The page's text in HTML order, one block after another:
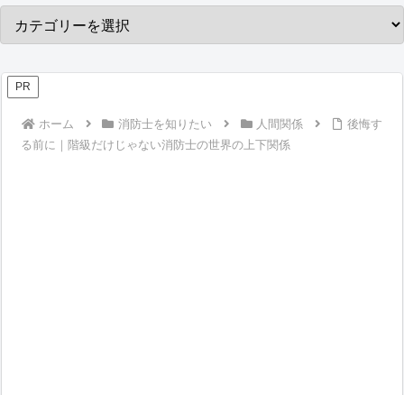
PR
ホーム 消防士を知りたい 人間関係
後悔す
る前に｜階級だけじゃない消防士の世界の上下関係